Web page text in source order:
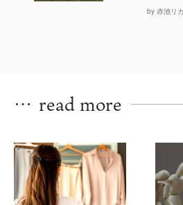
by 赤池リカ
… read more